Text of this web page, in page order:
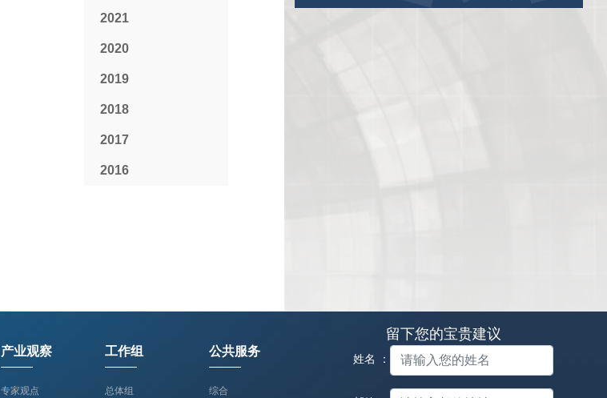
2021
2020
2019
2018
2017
2016
产业观察
专家观点
工作组
总体组
公共服务
综合
留下您的宝贵建议
姓名 ：